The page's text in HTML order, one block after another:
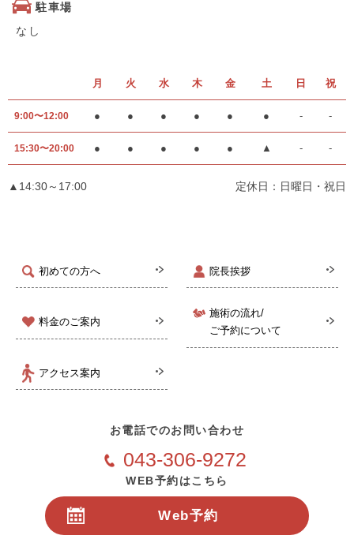
初めての方へ 院長挨拶
料金のご案内
施術の流れ/
ご予約について
アクセス案内
駐車場
なし
月 火 水 木 金 土 日 祝
9:00〜12:00 ● ● ● ● ● ● - -
15:30〜20:00 ● ● ● ● ● ▲ - -
▲14:30～17:00 定休日：日曜日・祝日
お電話でのお問い合わせ
043-306-9272
WEB予約はこちら
Web予約